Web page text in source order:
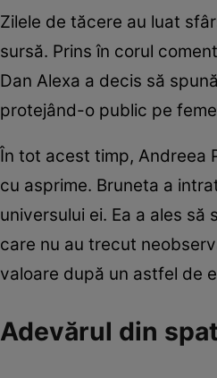
Zilele de tăcere au luat
sursă. Prins în corul
Dan Alexa a decis să
protejând-o public pe
În tot acest timp, Andreea
cu asprime. Bruneta a
universului ei. Ea a ales
care nu au trecut
valoare după un astfel de
Adevărul din